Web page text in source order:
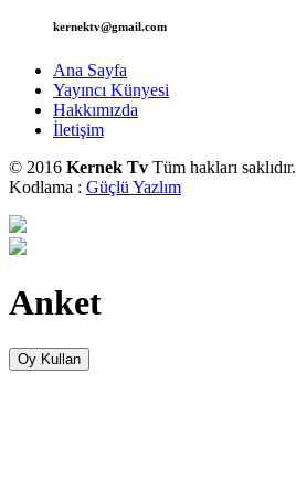
kernektv@gmail.com
Ana Sayfa
Yayıncı Künyesi
Hakkımızda
İletişim
© 2016 Kernek Tv Tüm hakları saklıdır.
Kodlama : Güçlü Yazlım
Anket